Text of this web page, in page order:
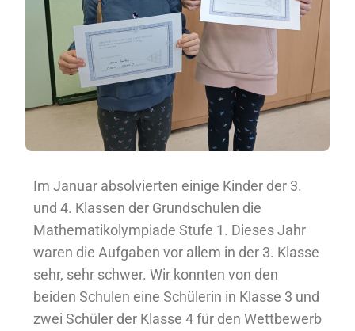
Im Januar absolvierten einige Kinder der 3.
und 4. Klassen der Grundschulen die
Mathematikolympiade Stufe 1. Dieses Jahr
waren die Aufgaben vor allem in der 3. Klasse
sehr, sehr schwer. Wir konnten von den
beiden Schulen eine Schülerin in Klasse 3 und
zwei Schüler der Klasse 4 für den Wettbewerb